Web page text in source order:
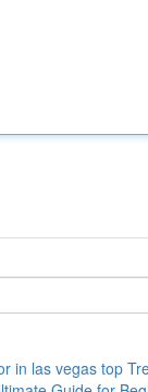
in las vegas top